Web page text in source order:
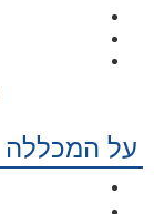
על המכללה